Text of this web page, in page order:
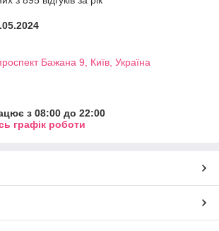
Бажана 9, Київ, Україна
з 08:00 до 22:00
графік роботи